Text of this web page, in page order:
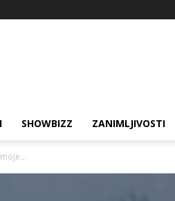
SHOWBIZZ ZANIMLJIVOSTI